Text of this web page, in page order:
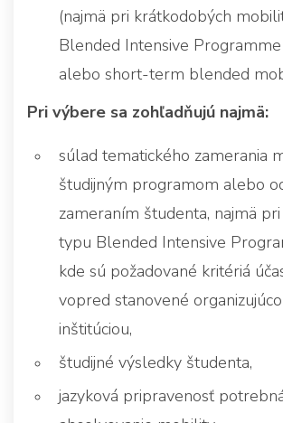
(najmä pri krátkodobých
Blended Intensive
alebo short-term blended
Pri výbere sa zohľadňujú najmä:
súlad tematického zamerania
študijným programom alebo
zameraním študenta, najmä
typu Blended Intensive
kde sú požadované kritériá
vopred stanovené
inštitúciou,
študijné výsledky študenta,
jazyková pripravenosť